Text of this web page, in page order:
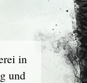
in
und